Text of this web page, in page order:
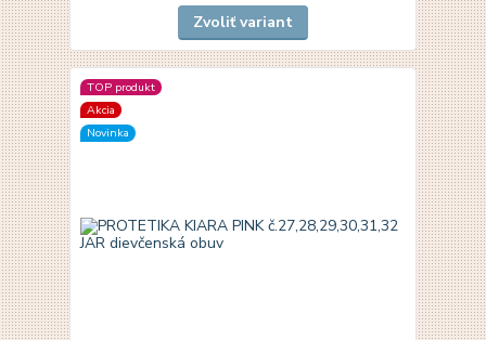
Zvoliť variant
TOP produkt
Akcia
Novinka